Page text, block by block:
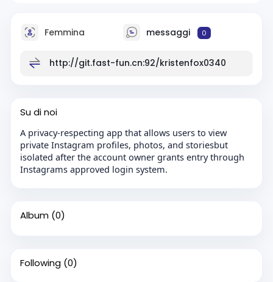
Femmina messaggi 0
http://git.fast-fun.cn:92/kristenfox0340
Su di noi
A privacy-respecting app that allows users to view
private Instagram profiles, photos, and storiesbut
isolated after the account owner grants entry through
Instagrams approved login system.
Album (0)
Following (0)